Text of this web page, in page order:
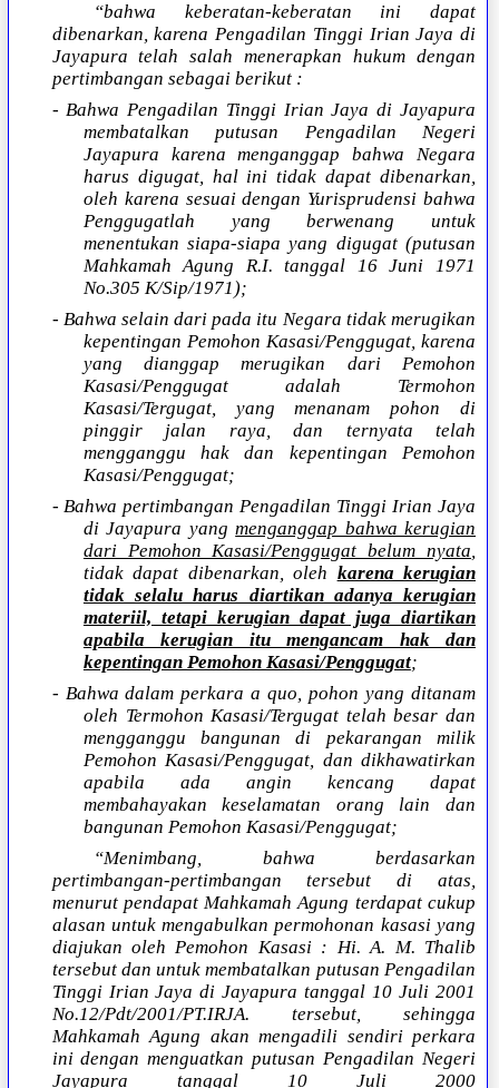
“bahwa keberatan-keberatan ini dapat
dibenarkan, karena Pengadilan Tinggi Irian Jaya di
Jayapura telah salah menerapkan hukum dengan
pertimbangan sebagai berikut :
- Bahwa Pengadilan Tinggi Irian Jaya di Jayapura
membatalkan putusan Pengadilan Negeri
Jayapura karena menganggap bahwa Negara
harus digugat, hal ini tidak dapat dibenarkan,
oleh karena sesuai dengan Yurisprudensi bahwa
Penggugatlah yang berwenang untuk
menentukan siapa-siapa yang digugat (putusan
Mahkamah Agung R.I. tanggal 16 Juni 1971
No.305 K/Sip/1971);
- Bahwa selain dari pada itu Negara tidak merugikan
kepentingan Pemohon Kasasi/Penggugat, karena
yang dianggap merugikan dari Pemohon
Kasasi/Penggugat adalah Termohon
Kasasi/Tergugat, yang menanam pohon di
pinggir jalan raya, dan ternyata telah
mengganggu hak dan kepentingan Pemohon
Kasasi/Penggugat;
- Bahwa pertimbangan Pengadilan Tinggi Irian Jaya
di Jayapura yangmenganggap bahwa kerugian
dari Pemohon Kasasi/Penggugat belum nyata,
tidak dapat dibenarkan, oleh karena kerugian
tidak selalu harus diartikan adanya kerugian
materiil, tetapi kerugian dapat juga diartikan
apabila kerugian itu mengancam hak dan
kepentingan Pemohon Kasasi/Penggugat;
- Bahwa dalam perkara a quo, pohon yang ditanam
oleh Termohon Kasasi/Tergugat telah besar dan
mengganggu bangunan di pekarangan milik
Pemohon Kasasi/Penggugat, dan dikhawatirkan
apabila ada angin kencang dapat
membahayakan keselamatan orang lain dan
bangunan Pemohon Kasasi/Penggugat;
“Menimbang, bahwa berdasarkan
pertimbangan-pertimbangan tersebut di atas,
menurut pendapat Mahkamah Agung terdapat cukup
alasan untuk mengabulkan permohonan kasasi yang
diajukan oleh Pemohon Kasasi : Hi. A. M. Thalib
tersebut dan untuk membatalkan putusan Pengadilan
Tinggi Irian Jaya di Jayapura tanggal 10 Juli 2001
No.12/Pdt/2001/PT.IRJA. tersebut, sehingga
Mahkamah Agung akan mengadili sendiri perkara
ini dengan menguatkan putusan Pengadilan Negeri
Jayapura tanggal 10 Juli 2000